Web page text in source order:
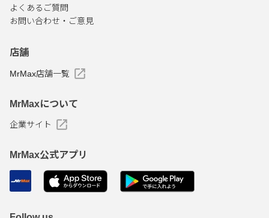
よくあるご質問
お問い合わせ・ご意見
店舗
MrMax店舗一覧
MrMaxについて
企業サイト
MrMax公式アプリ